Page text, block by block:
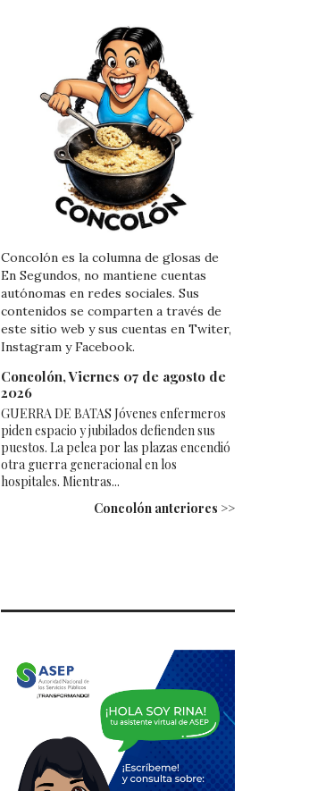
Concolón es la columna de glosas de
En Segundos, no mantiene cuentas
autónomas en redes sociales. Sus
contenidos se comparten a través de
este sitio web y sus cuentas en Twiter,
Instagram y Facebook.
Concolón, Viernes 07 de agosto de
2026
GUERRA DE BATAS Jóvenes enfermeros
piden espacio y jubilados defienden sus
puestos. La pelea por las plazas encendió
otra guerra generacional en los
hospitales. Mientras...
Concolón anteriores >>